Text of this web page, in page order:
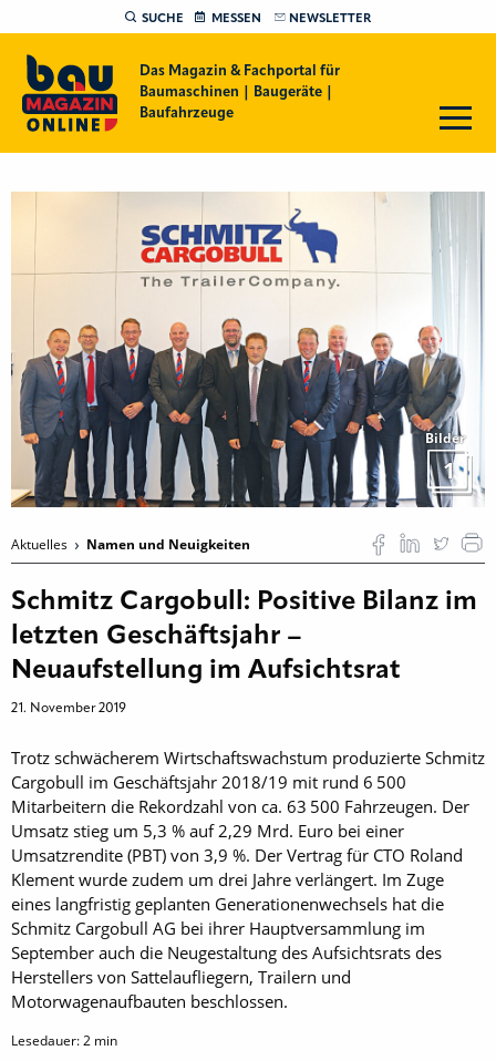
SUCHE MESSEN NEWSLETTER
Das Magazin & Fachportal für
Baumaschinen | Baugeräte |
Baufahrzeuge
Bilder
1
Aktuelles Namen und Neuigkeiten
Schmitz Cargobull: Positive Bilanz im
letzten Geschäftsjahr –
Neuaufstellung im Aufsichtsrat
21. November 2019
Trotz schwächerem Wirtschaftswachstum produzierte Schmitz
Cargobull im Geschäftsjahr 2018/19 mit rund 6 500
Mitarbeitern die Rekordzahl von ca. 63 500 Fahrzeugen. Der
Umsatz stieg um 5,3 % auf 2,29 Mrd. Euro bei einer
Umsatzrendite (PBT) von 3,9 %. Der Vertrag für CTO Roland
Klement wurde zudem um drei Jahre verlängert. Im Zuge
eines langfristig geplanten Generationenwechsels hat die
Schmitz Cargobull AG bei ihrer Hauptversammlung im
September auch die Neugestaltung des Aufsichtsrats des
Herstellers von Sattelaufliegern, Trailern und
Motorwagenaufbauten beschlossen.
Lesedauer:2 min